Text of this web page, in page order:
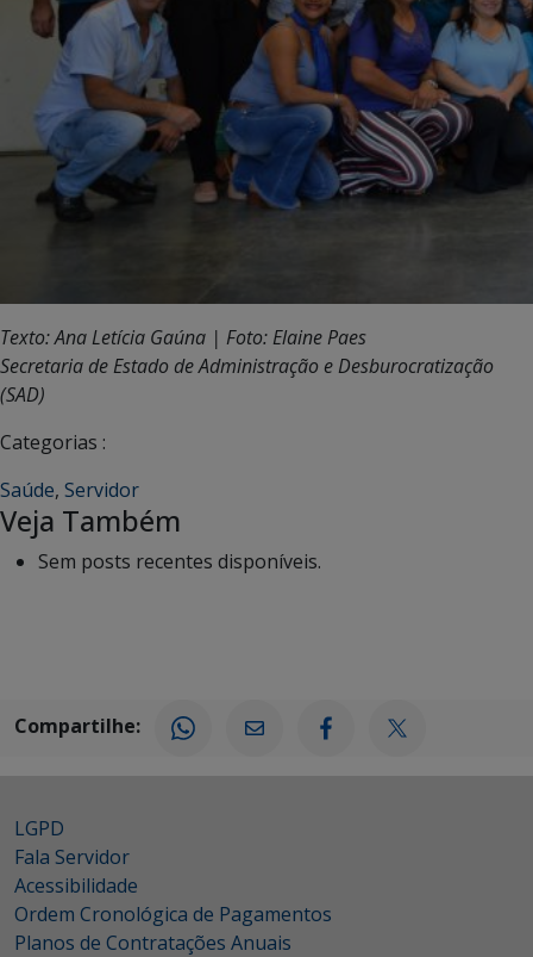
Texto: Ana Letícia Gaúna | Foto: Elaine Paes
Secretaria de Estado de Administração e Desburocratização
(SAD)
Categorias :
Saúde, Servidor
Veja Também
Sem posts recentes disponíveis.
Compartilhe:
LGPD
Fala Servidor
Acessibilidade
Ordem Cronológica de Pagamentos
Planos de Contratações Anuais